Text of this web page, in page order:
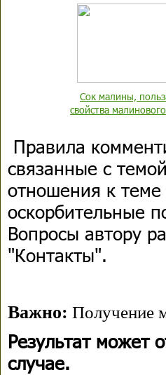
Сок малины,
свойства
Правила
связанные с
отношения к
оскорбительные
Вопросы автору
"Контакты".
Важно: Получение
Результат может
случае.